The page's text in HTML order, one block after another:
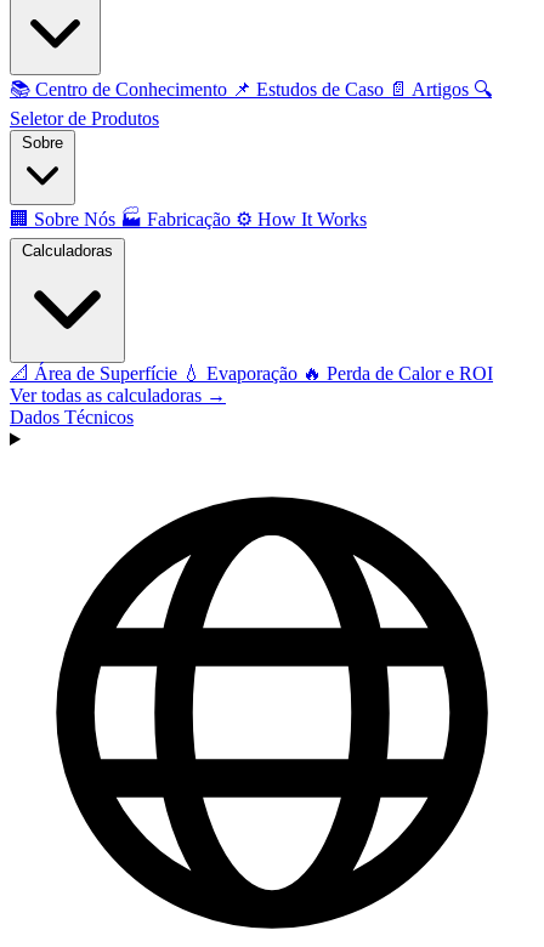
📚 Centro de Conhecimento 📌 Estudos de Caso 📄 Artigos 🔍
Seletor de Produtos
🏢 Sobre Nós 🏭 Fabricação ⚙️ How It Works
📐 Área de Superfície 💧 Evaporação 🔥 Perda de Calor e ROI
Ver todas as calculadoras →
Dados Técnicos